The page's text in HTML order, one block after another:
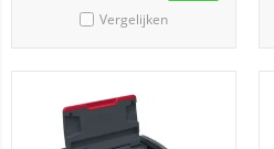
Vergelijken